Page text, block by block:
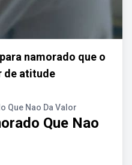
namorado que o
de atitude
Que Nao Da Valor
Que Nao